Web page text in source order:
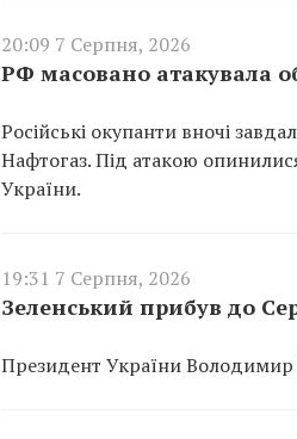
20:09 7 Серпня, 2026
РФ масовано атакувала
Російські окупанти вночі
Нафтогаз. Під атакою
України.
19:31 7 Серпня, 2026
Зеленський прибув до
Президент України Володимир